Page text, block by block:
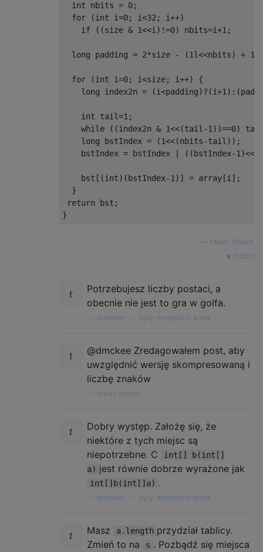
  int nbits = 0;
  for (int i=0; i<32; i++)
    if ((size & 1<<i)!=0) nbits=i+1;
  long padding = 2*size - (1l<<nbits) + 1;
  for (int i=0; i<size; i++) {
long index2n =
    int tail=1;
while ((index2n & 1<<(tail-1))==0)
    long bstIndex = (1<<(nbits-tail));
bstIndex = bstIndex | ((bstIndex-
    bst[(int)(bstIndex-1)] = array[i];
  }
return bst;
Mikail Sheikh
źródło
Potrzebujesz liczby postaci, a
obecnie nie jest to gra w golfa.
dmckee --- były moderator kotek
@dmckee Zredagowałem post, aby
uwzględnić wersję skompresowaną i
liczbę znaków
mikail sheikh
Dobry występ. Założę się, że
niektóre z tych miejsc są
niepotrzebne. C
int[] b(int[]
a) jest równie dobrze wyrażone jak
int[]b(int[]a) .
dmckee --- były moderator kotek
Masz a.length przydział tablicy.
Zmień to na
s . Pozbądź się miejsca